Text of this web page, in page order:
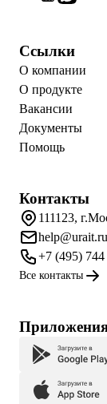
Ссылки
О компании
О продукте
Вакансии
Документы
Помощь
Контакты
111123,
help@urait.ru
+7 (495) 744
Все контакты